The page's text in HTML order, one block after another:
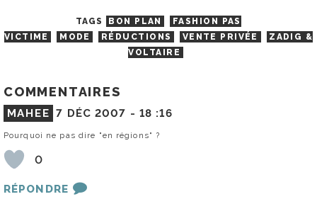
TAGS BON PLAN
FASHION PAS
VICTIME
MODE RÉDUCTIONS VENTE PRIVÉE
ZADIG &
VOLTAIRE
COMMENTAIRES
MAHEE 7 DÉC 2007 - 18 :16
Pourquoi ne pas dire "en régions" ?
0
RÉPONDRE